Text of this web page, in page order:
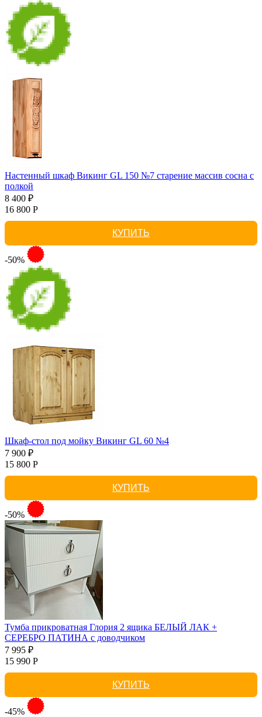
Настенный шкаф Викинг GL 150 №7 старение массив сосна с
полкой
8 400 ₽
16 800 Р
КУПИТЬ
-50%
Шкаф-стол под мойку Викинг GL 60 №4
7 900 ₽
15 800 Р
КУПИТЬ
-50%
Тумба прикроватная Глория 2 ящика БЕЛЫЙ ЛАК +
СЕРЕБРО ПАТИНА с доводчиком
7 995 ₽
15 990 Р
КУПИТЬ
-45%